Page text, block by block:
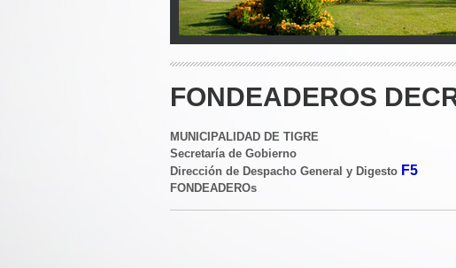
FONDEADEROS
MUNICIPALIDAD DE TIGRE
Secretaría de Gobierno
Dirección de Despacho General y Digesto F5
FONDEADEROs